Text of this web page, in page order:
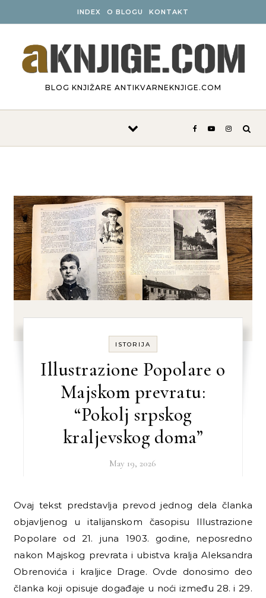
INDEX O BLOGU KONTAKT
BLOG KNJIŽARE ANTIKVARNEKNJIGE.COM
ISTORIJA
Illustrazione Popolare o
Majskom prevratu:
“Pokolj srpskog
kraljevskog doma”
May 19, 2026
Ovaj tekst predstavlja prevod jednog dela članka
objavljenog u italijanskom časopisu Illustrazione
Popolare od 21. juna 1903. godine, neposredno
nakon Majskog prevrata i ubistva kralja Aleksandra
Obrenovića i kraljice Drage. Ovde donosimo deo
članka koji opisuje događaje u noći između 28. i 29.